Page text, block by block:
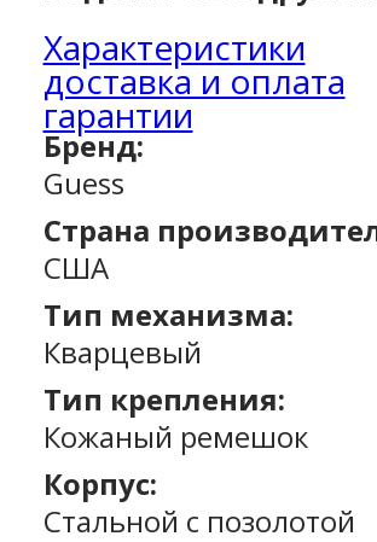
Характеристики
доставка и оплата
гарантии
Бренд:
Guess
Страна
США
Тип механизма:
Кварцевый
Тип крепления:
Кожаный ремешок
Корпус:
Стальной с позолотой